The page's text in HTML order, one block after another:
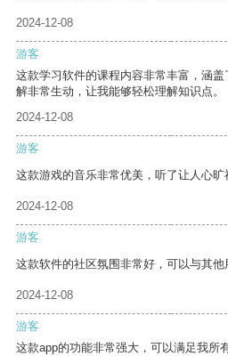
2024-12-08
游客
这款学习软件的课程内容非常丰富，涵
解非常生动，让我能够轻松理解知识点。
2024-12-08
游客
这款游戏的音乐非常优美，听了让人心旷
2024-12-08
游客
这款软件的社区氛围非常好，可以与其他
2024-12-08
游客
这款app的功能非常强大，可以满足我所